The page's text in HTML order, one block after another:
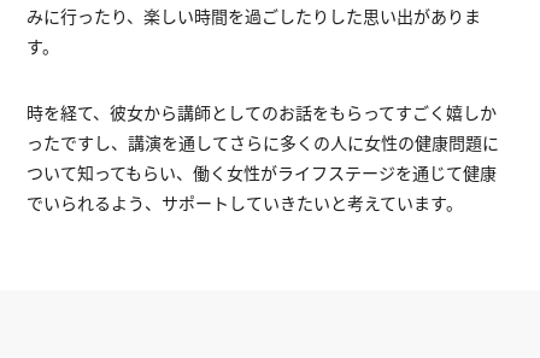
みに行ったり、楽しい時間を過ごしたりした思い出がありま
す。
時を経て、彼女から講師としてのお話をもらってすごく嬉しか
ったですし、講演を通してさらに多くの人に女性の健康問題に
ついて知ってもらい、働く女性がライフステージを通じて健康
でいられるよう、サポートしていきたいと考えています。